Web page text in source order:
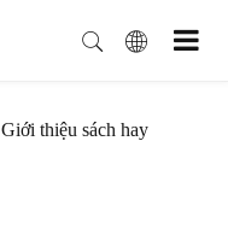
Giới thiệu sách hay